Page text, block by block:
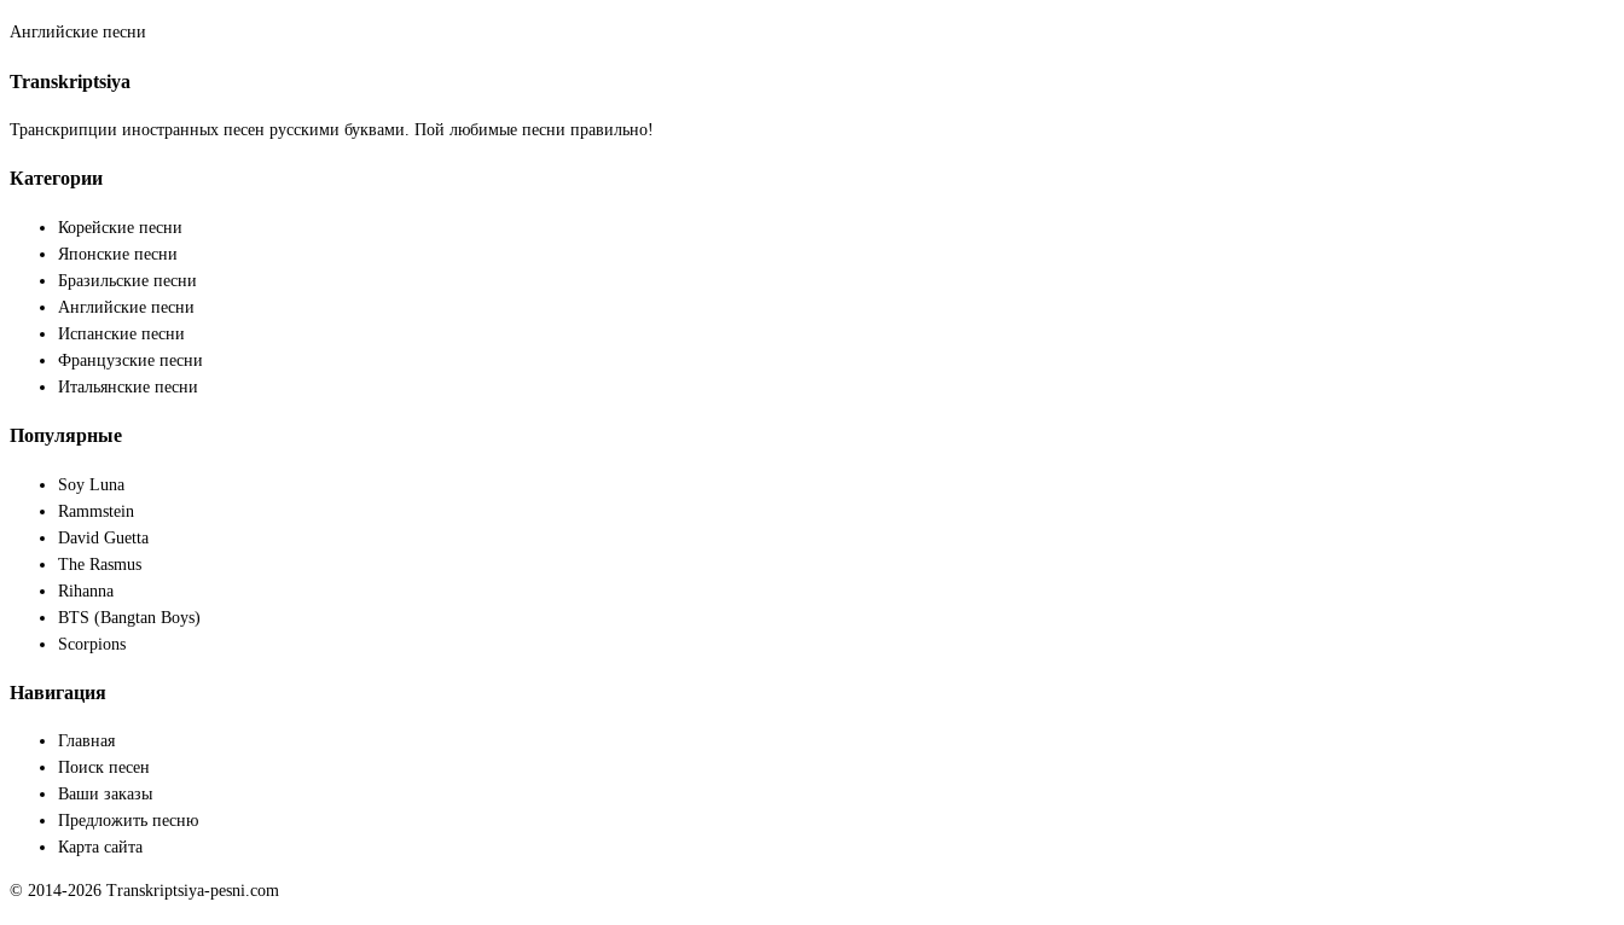
Английские песни
Transkriptsiya
Транскрипции иностранных песен русскими буквами. Пой любимые песни правильно!
Категории
Корейские песни
Японские песни
Бразильские песни
Английские песни
Испанские песни
Французские песни
Итальянские песни
Популярные
Soy Luna
Rammstein
David Guetta
The Rasmus
Rihanna
BTS (Bangtan Boys)
Scorpions
Навигация
Главная
Поиск песен
Ваши заказы
Предложить песню
Карта сайта
© 2014-2026 Transkriptsiya-pesni.com